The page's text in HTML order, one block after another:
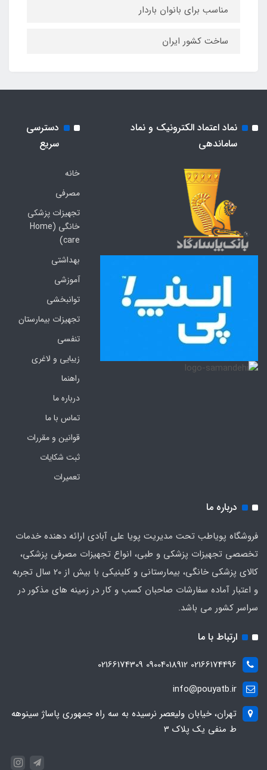
مناسب برای بانوان باردار
ساخت کشور ایران
نماد اعتماد الکترونیک و نماد
ساماندهی
دسترسی
سریع
خانه
مصرفی
تجهیزات پزشکی
خانگی (Home
care)
بهداشتی
آموزشی
توانبخشی
تجهیزات بیمارستان
تنفسی
زیبایی و لاغری
راهنما
درباره ما
تماس با ما
قوانین و مقررات
ثبت شکایات
تعمیرات
درباره ما
فروشگاه پویاطب تحت مدیریت پویا علی آبادی ارائه دهنده خدمات
تخصصی تجهیزات پزشکی و طبی، انواع تجهیزات مصرفی پزشکی،
کالای پزشکی خانگی، بیمارستانی و کلینیکی با بیش از 20 سال تجربه
و اعتبار آماده سفارشات صاحبان کسب و کار در زمینه های مذکور در
سراسر کشور می باشد.
ارتباط با ما
02166174496 09004018912 02166174309
info@pouyatb.ir
تهران، خیابان ولیعصر نرسیده به سه راه جمهوری پاساژ سینوهه
ط منفی یک پلاک 3